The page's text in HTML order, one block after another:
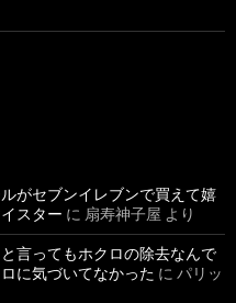
がセブンイレブンで買えて嬉
スター に 扇寿神子屋 より
言ってもホクロの除去なんで
に気づいてなかった に パリッ